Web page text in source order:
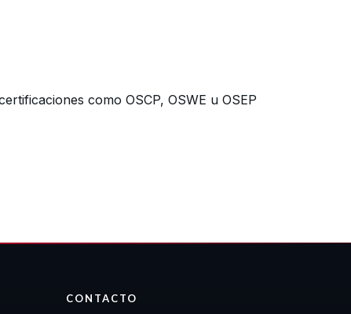
como OSCP, OSWE u OSEP
CONTACTO